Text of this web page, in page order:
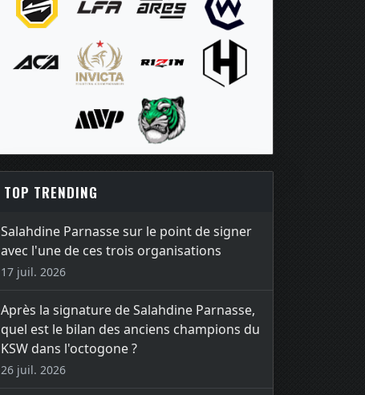
TOP TRENDING
Salahdine Parnasse sur le point de signer
avec l'une de ces trois organisations
17 juil. 2026
Après la signature de Salahdine Parnasse,
quel est le bilan des anciens champions du
KSW dans l'octogone ?
26 juil. 2026